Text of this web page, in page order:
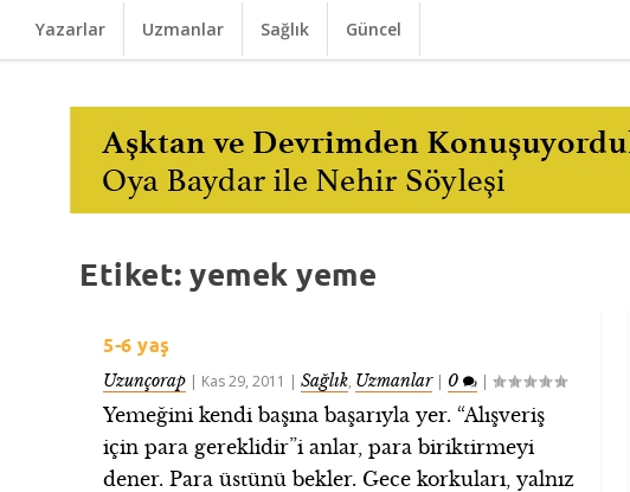
Yazarlar Uzmanlar Sağlık Güncel
Etiket:yemek yeme
5-6 yaş
Uzunçorap | Kas 29, 2011 |Sağlık, Uzmanlar| 0 |
Yemeğini kendi başına başarıyla yer. “Alışveriş
için para gereklidir”i anlar, para biriktirmeyi
dener. Para üstünü bekler. Gece korkuları, yalnız